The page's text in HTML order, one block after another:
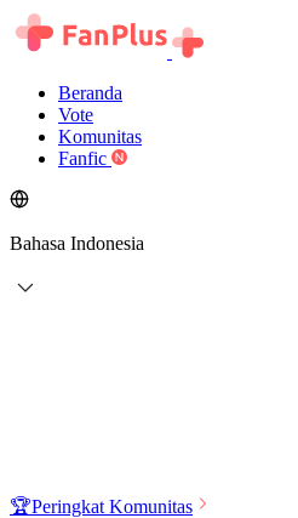
Beranda
Vote
Komunitas
Fanfic
Bahasa Indonesia
🏆Peringkat Komunitas